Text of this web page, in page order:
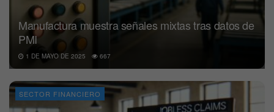
Manufactura muestra señales mixtas tras datos de
PMI
1 DE MAYO DE 2025 667
SECTOR FINANCIERO